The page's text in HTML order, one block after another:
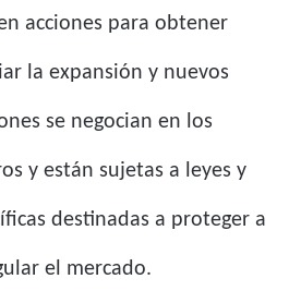
acciones para obtener
la expansión y nuevos
se negocian en los
y están sujetas a leyes y
destinadas a proteger a
el mercado.